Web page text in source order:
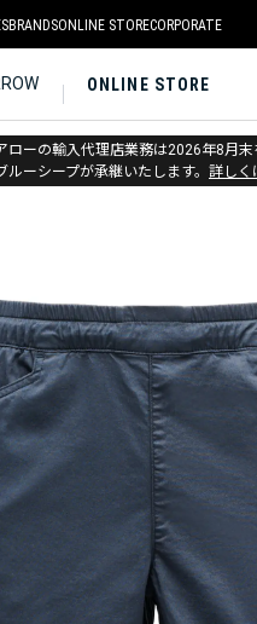
BRANDSONLINE STORECORPORATE
ONLINE STORE
ローの輸入代理店業務は2026年8月
ルーシープが承継いたします。 詳しく
ックダイヤモンド > アパレル > ボト